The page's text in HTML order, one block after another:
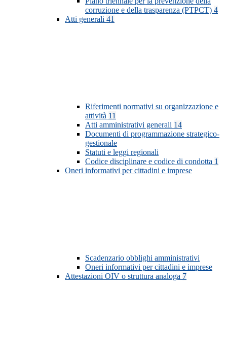
corruzione e della trasparenza (PTPCT) 4
Atti generali 41
Riferimenti normativi su organizzazione e
attività 11
Atti amministrativi generali 14
Documenti di programmazione strategico-
gestionale
Statuti e leggi regionali
Codice disciplinare e codice di condotta 1
Oneri informativi per cittadini e imprese
Scadenzario obblighi amministrativi
Oneri informativi per cittadini e imprese
Attestazioni OIV o struttura analoga 7